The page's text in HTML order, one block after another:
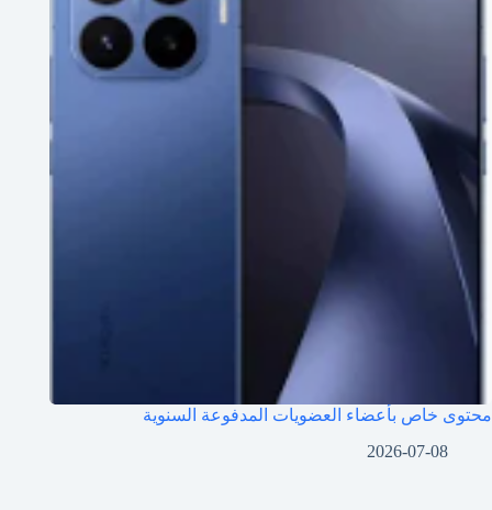
محتوى خاص بأعضاء العضويات المدفوعة السنوية
2026-07-08